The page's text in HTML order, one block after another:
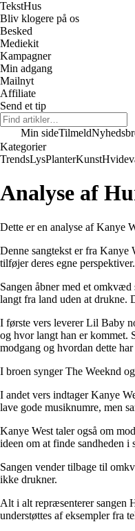
TekstHus
Bliv klogere på os
Besked
Mediekit
Kampagner
Min adgang
Mailnyt
Affiliate
Send et tip
Min sideTilmeld
Kategorier
TrendsLysPlanterKunst
Analyse af
Dette er en analyse af Kanye
Denne sangtekst er fra Kanye
tilføjer deres egne perspektiver.
Sangen åbner med et
langt fra land uden at drukne.
I første vers leverer Lil Baby
og hvor langt han er kommet.
modgang og hvordan dette
I broen synger The Weeknd
I andet vers indtager Kanye
lave gode musiknumre, men
Kanye West taler også om
ideen om at finde sandheden
Sangen vender tilbage til
ikke drukner.
Alt i alt repræsenterer sangen
understøttes af eksempler fra